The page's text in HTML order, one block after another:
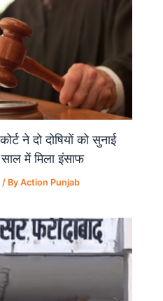
ने दो दोषियों को सुनाई
में मिला इंसाफ
/ ByAction Punjab